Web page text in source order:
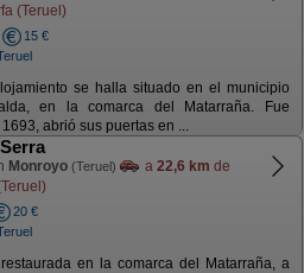
(Teruel)
15 €
se halla situado en el municipio
en la comarca del Matarraña. Fue
abrió sus puertas en ...
Monroyo (Teruel) a 22,6 km de
20 €
en la comarca del Matarraña, a